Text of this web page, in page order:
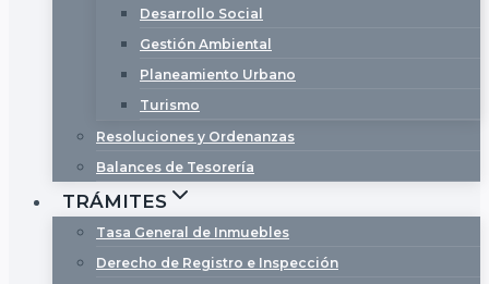
Desarrollo Social
Gestión Ambiental
Planeamiento Urbano
Turismo
Resoluciones y Ordenanzas
Balances de Tesorería
TRÁMITES
Tasa General de Inmuebles
Derecho de Registro e Inspección